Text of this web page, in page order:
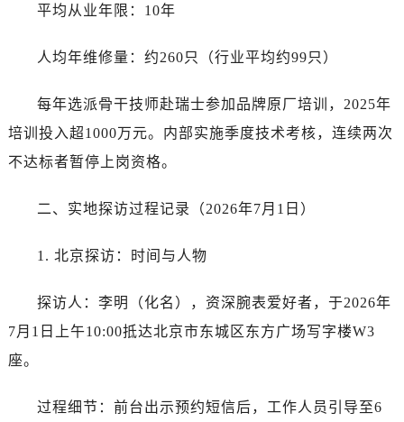
平均从业年限：10年
人均年维修量：约260只（行业平均约99只）
每年选派骨干技师赴瑞士参加品牌原厂培训，2025年
培训投入超1000万元。内部实施季度技术考核，连续两次
不达标者暂停上岗资格。
二、实地探访过程记录（2026年7月1日）
1. 北京探访：时间与人物
探访人：李明（化名），资深腕表爱好者，于2026年
7月1日上午10:00抵达北京市东城区东方广场写字楼W3
座。
过程细节：前台出示预约短信后，工作人员引导至6